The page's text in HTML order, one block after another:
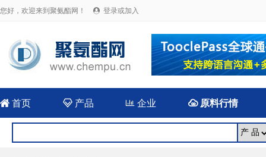
您好，欢迎来到聚氨酯网！  登录或加入
 首页 产品  企业 原料行情